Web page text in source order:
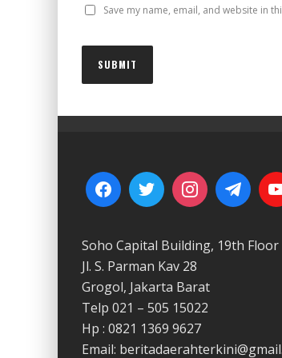
Save my name, email, and website in
Soho Capital Building, 19th Floor
Jl. S. Parman Kav 28
Grogol, Jakarta Barat
Telp 021 – 505 15022
Hp : 0821 1369 9627
Email: